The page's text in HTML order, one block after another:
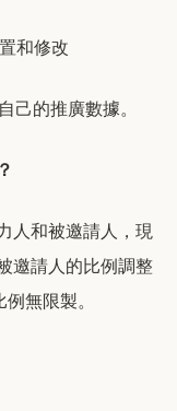
和修改
己的推廣數據。
人和被邀請人，現
邀請人的比例調整
無限製。